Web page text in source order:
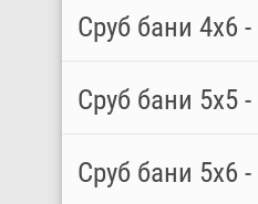
Сруб бани 4х6 -
Сруб бани 5х5 -
Сруб бани 5х6 -